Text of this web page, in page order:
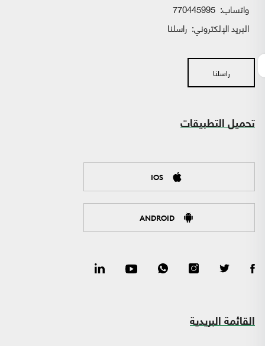
واتساب:
البريد الإلكتروني: راسلنا
راسلنا
تحميل التطبيقات
IOS
ANDROID
القائمة البريدية